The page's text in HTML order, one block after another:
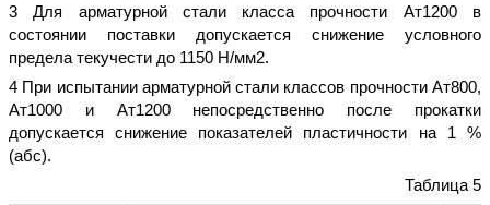
3 Для арматурной стали класса прочности Ат1200 в
состоянии поставки допускается снижение условного
предела текучести до 1150 Н/мм2.
4 При испытании арматурной стали классов прочности Ат800,
Ат1000 и Ат1200 непосредственно после прокатки
допускается снижение показателей пластичности на 1 %
(абс).
Таблица 5